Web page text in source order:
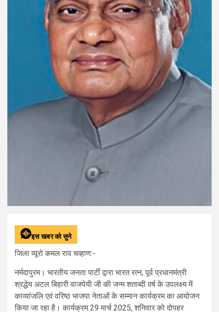
इस खबर को सुने
जिला व्यूरो कमल राव चव्हाण:-
नर्मदापुरम। भारतीय जनता पार्टी द्वारा भारत रत्न, पूर्व प्रधानमंत्री
श्रद्धेय अटल बिहारी वाजपेयी जी की जन्म शताब्दी वर्ष के उपलक्ष्य में
काव्यांजलि एवं वरिष्ठ भाजपा नेताओं के सम्मान कार्यक्रम का आयोजन
किया जा रहा है। कार्यक्रम 29 मार्च 2025, शनिवार को दोपहर